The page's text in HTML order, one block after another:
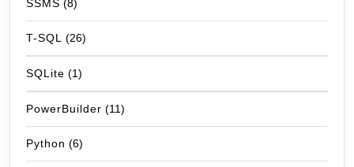
SSMS (8)
T-SQL (26)
SQLite (1)
PowerBuilder (11)
Python (6)